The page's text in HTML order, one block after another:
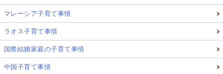
マレーシア子育て事情
ラオス子育て事情
国際結婚家庭の子育て事情
中国子育て事情